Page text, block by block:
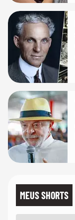
MEUS SHORTS